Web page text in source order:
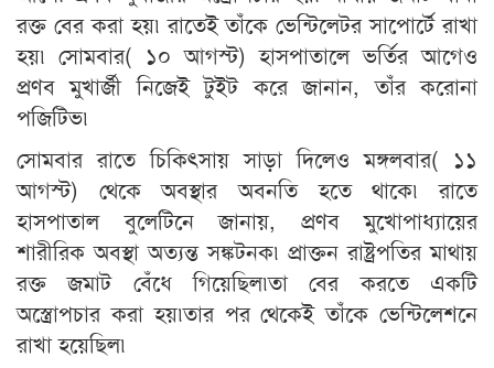
রক্ত বের করা হয়৷ রাতেই তাঁকে ভেন্টিলেটর সাপোর্টে রাখা
হয়৷ সোমবার( ১০ আগস্ট) হাসপাতালে ভর্তির আগেও
প্রণব মুখার্জী নিজেই টুইট করে জানান, তাঁর করোনা
পজিটিভ৷
সোমবার রাতে চিকিৎ‍সায় সাড়া দিলেও মঙ্গলবার( ১১
আগস্ট) থেকে অবস্থার অবনতি হতে থাকে৷ রাতে
হাসপাতাল বুলেটিনে জানায়, প্রণব মুখোপাধ্যায়ের
শারীরিক অবস্থা অত্যন্ত সঙ্কটনক৷ প্রাক্তন রাষ্ট্রপতির মাথায়
রক্ত জমাট বেঁধে গিয়েছিল৷তা বের করতে একটি
অস্ত্রোপচার করা হয়৷তার পর থেকেই তাঁকে ভেন্টিলেশনে
রাখা হয়েছিল৷